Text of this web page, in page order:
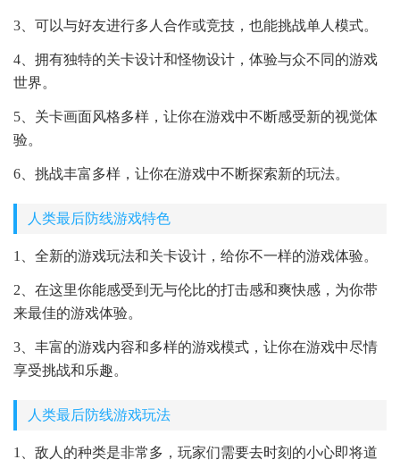
3、可以与好友进行多人合作或竞技，也能挑战单人模式。
4、拥有独特的关卡设计和怪物设计，体验与众不同的游戏
世界。
5、关卡画面风格多样，让你在游戏中不断感受新的视觉体
验。
6、挑战丰富多样，让你在游戏中不断探索新的玩法。
人类最后防线游戏特色
1、全新的游戏玩法和关卡设计，给你不一样的游戏体验。
2、在这里你能感受到无与伦比的打击感和爽快感，为你带
来最佳的游戏体验。
3、丰富的游戏内容和多样的游戏模式，让你在游戏中尽情
享受挑战和乐趣。
人类最后防线游戏玩法
1、敌人的种类是非常多，玩家们需要去时刻的小心即将道